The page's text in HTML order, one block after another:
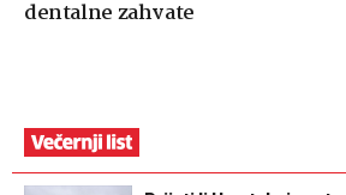
dentalne zahvate